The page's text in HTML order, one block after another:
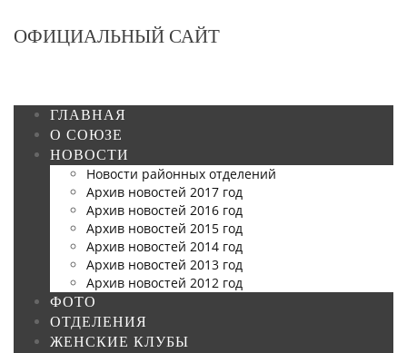
ОФИЦИАЛЬНЫЙ САЙТ
ГЛАВНАЯ
О СОЮЗЕ
НОВОСТИ
Новости районных отделений
Архив новостей 2017 год
Архив новостей 2016 год
Архив новостей 2015 год
Архив новостей 2014 год
Архив новостей 2013 год
Архив новостей 2012 год
ФОТО
ОТДЕЛЕНИЯ
ЖЕНСКИЕ КЛУБЫ